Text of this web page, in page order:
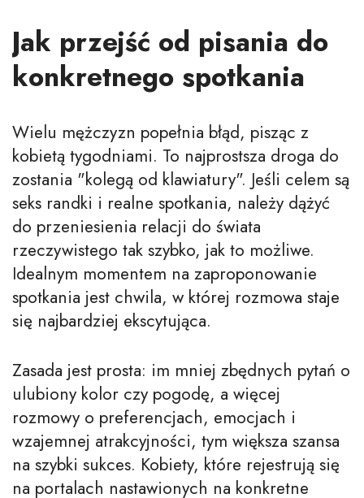
Jak przejść od pisania do
konkretnego spotkania
Wielu mężczyzn popełnia błąd, pisząc z
kobietą tygodniami. To najprostsza droga do
zostania "kolegą od klawiatury". Jeśli celem są
seks randki i realne spotkania, należy dążyć
do przeniesienia relacji do świata
rzeczywistego tak szybko, jak to możliwe.
Idealnym momentem na zaproponowanie
spotkania jest chwila, w której rozmowa staje
się najbardziej ekscytująca.
Zasada jest prosta: im mniej zbędnych pytań o
ulubiony kolor czy pogodę, a więcej
rozmowy o preferencjach, emocjach i
wzajemnej atrakcyjności, tym większa szansa
na szybki sukces. Kobiety, które rejestrują się
na portalach nastawionych na konkretne